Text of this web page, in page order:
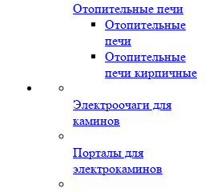
Отопительные печи
Отопительные
печи
Отопительные
печи кирпичные
Электроочаги для
каминов
Порталы для
электрокаминов